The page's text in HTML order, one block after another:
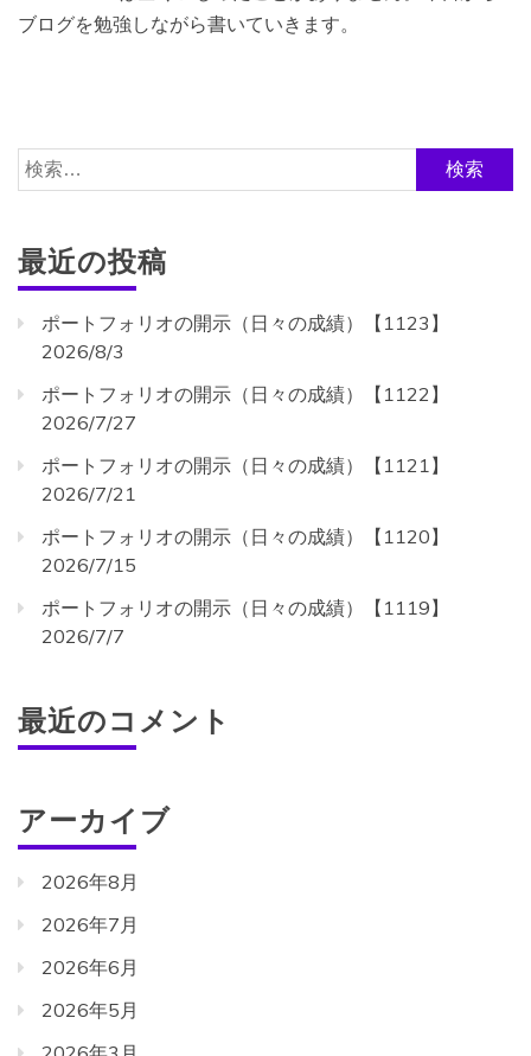
ブログを勉強しながら書いていきます。
検
索:
最近の投稿
ポートフォリオの開示（日々の成績）【1123】
2026/8/3
ポートフォリオの開示（日々の成績）【1122】
2026/7/27
ポートフォリオの開示（日々の成績）【1121】
2026/7/21
ポートフォリオの開示（日々の成績）【1120】
2026/7/15
ポートフォリオの開示（日々の成績）【1119】
2026/7/7
最近のコメント
アーカイブ
2026年8月
2026年7月
2026年6月
2026年5月